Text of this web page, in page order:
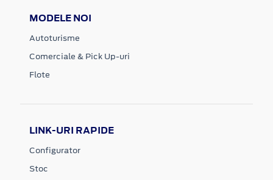
MODELE NOI
Autoturisme
Comerciale & Pick Up-uri
Flote
LINK-URI RAPIDE
Configurator
Stoc